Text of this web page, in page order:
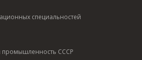
специальностей
промышленность СССР